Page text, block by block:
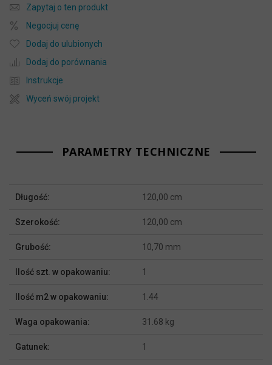
Zapytaj o ten produkt
Negocjuj cenę
Dodaj do ulubionych
Dodaj do porównania
Instrukcje
Wyceń swój projekt
PARAMETRY TECHNICZNE
Długość: 120,00 cm
Szerokość: 120,00 cm
Grubość: 10,70 mm
Ilość szt. w opakowaniu: 1
Ilość m2 w opakowaniu: 1.44
Waga opakowania: 31.68 kg
Gatunek: 1